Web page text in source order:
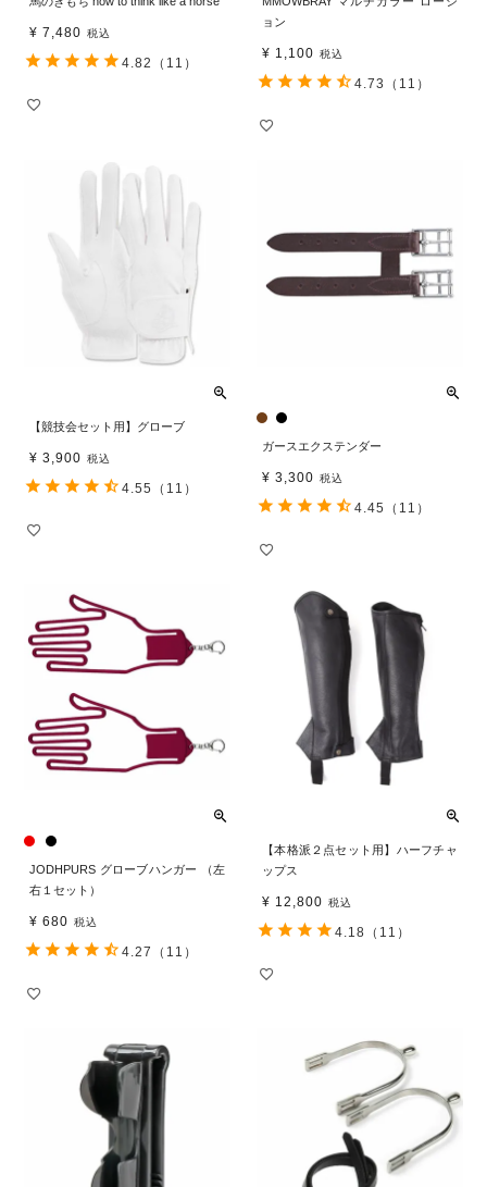
¥ 7,480 税込
4.82 （11）
ョン
¥ 1,100 税込
4.73 （11）
【競技会セット用】グローブ
¥ 3,900 税込
4.55 （11）
ガースエクステンダー
¥ 3,300 税込
4.45 （11）
JODHPURS グローブハンガー （左
右１セット）
¥ 680 税込
4.27 （11）
【本格派２点セット用】ハーフチャ
ップス
¥ 12,800 税込
4.18 （11）